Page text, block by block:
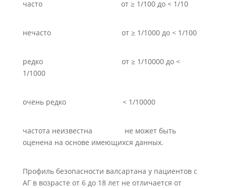
часто от ≥ 1/100 до < 1/10
нечасто от ≥ 1/1000 до < 1/100
редко от ≥ 1/10000 до <
1/1000
очень редко < 1/10000
частота неизвестна не может быть
оценена на основе имеющихся данных.
Профиль безопасности валсартана у пациентов с
АГ в возрасте от 6 до 18 лет не отличается от